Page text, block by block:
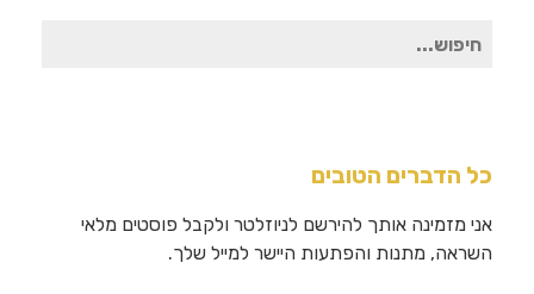
חיפוש
כל הדברים הטובים
אני מזמינה אותך להירשם לניוזלטר ולקבל פוסטים מלאי
השראה, מתנות והפתעות היישר למייל שלך.